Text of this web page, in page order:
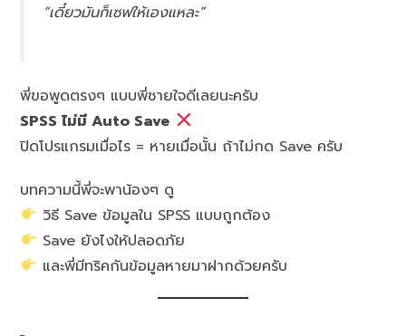
“เดี๋ยวมันก็เซฟให้เองแหละ”
พี่ขอพูดตรงๆ แบบพี่ชายใจดีเลยนะครับ
SPSS ไม่มี Auto Save
ปิดโปรแกรมเมื่อไร = หายเมื่อนั้น ถ้าไม่กด Save ครับ
บทความนี้พี่จะพาน้องๆ ดู
วิธี Save ข้อมูลใน SPSS แบบถูกต้อง
Save ยังไงให้ปลอดภัย
และพี่มีทริคกันข้อมูลหายมาฝากด้วยครับ